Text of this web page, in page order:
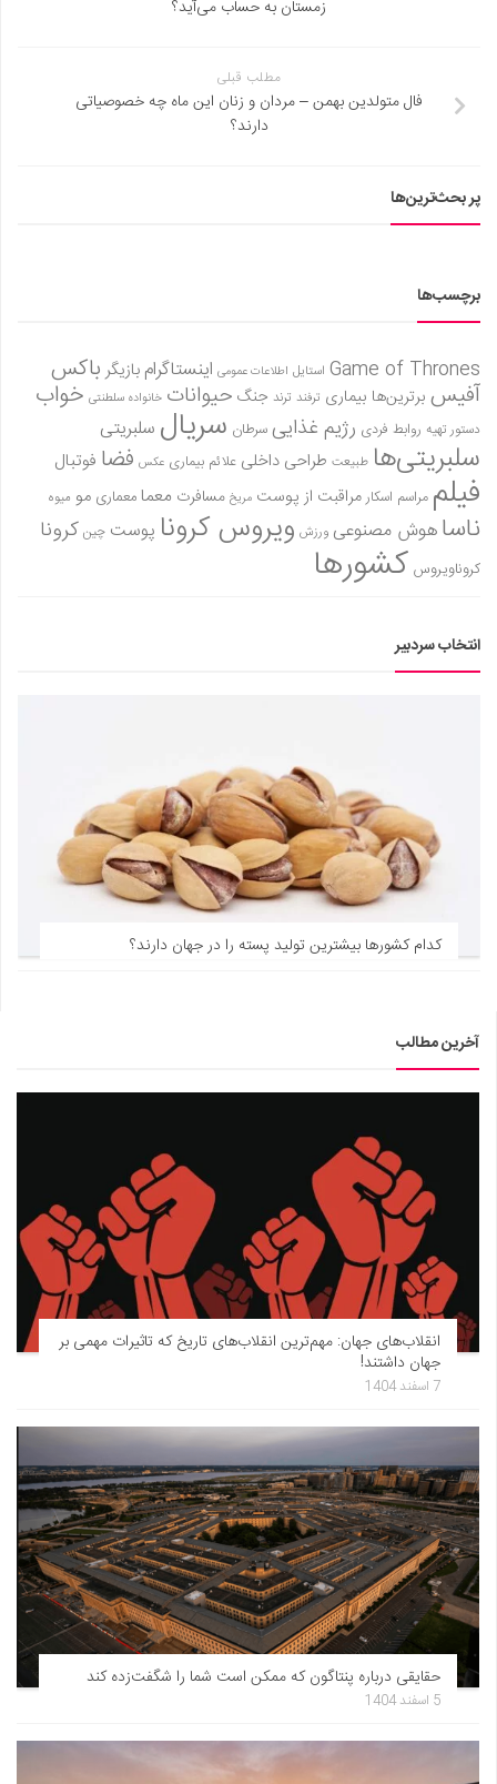
زمستان به حساب می‌آید؟
مطلب قبلی
فال متولدین بهمن – مردان و زنان این ماه چه خصوصیاتی
دارند؟
پر بحث‌ترین‌ها
برچسب‌ها
Game of Thrones استایل اطلاعات عمومی اینستاگرام بازیگر باکس
آفیس برترین‌ها بیماری ترفند ترند جنگ حیوانات خانواده سلطنتی خواب
دستور تهیه روابط فردی رژیم غذاییسرطان سریال سلبریتی
سلبریتی‌ها طبیعت طراحی داخلی علائم بیماری عکس فضا فوتبال
فیلم مراسم اسکارمراقبت از پوست مریخ مسافرت معمامعماری مو میوه
ناساهوش مصنوعی ورزش ویروس کرونا پوست چین کرونا
کروناویروس کشورها
انتخاب سردبیر
کدام کشورها بیشترین تولید پسته را در جهان دارند؟
آخرین مطالب
انقلاب‌های جهان: مهم‌ترین انقلاب‌های تاریخ که تاثیرات مهمی بر
جهان داشتند!
7 اسفند 1404
حقایقی درباره پنتاگون که ممکن است شما را شگفت‌زده کند
5 اسفند 1404